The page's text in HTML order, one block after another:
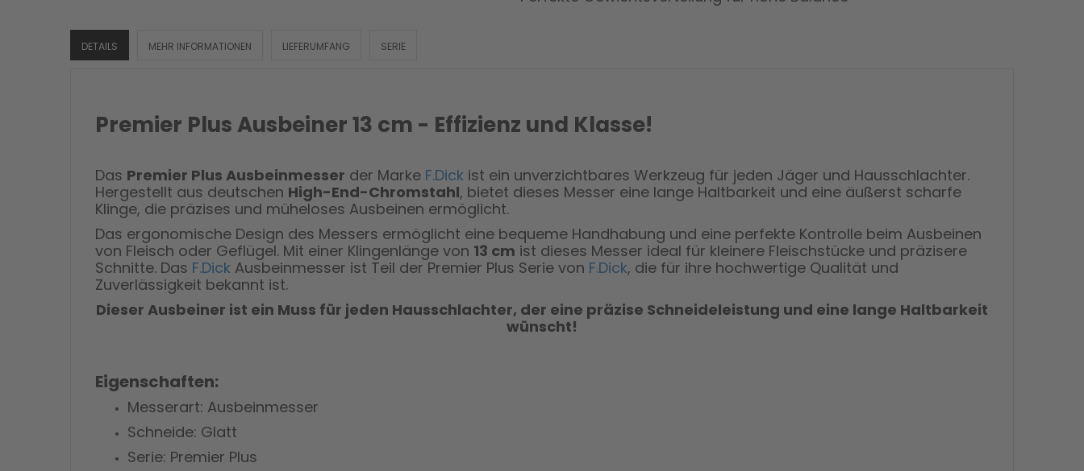
DETAILS MEHR INFORMATIONEN LIEFERUMFANG SERIE
Premier Plus Ausbeiner 13 cm - Effizienz und Klasse!
Das Premier Plus Ausbeinmesser der Marke F.Dick ist ein unverzichtbares Werkzeug für jeden Jäger und Hausschlachter.
Hergestellt aus deutschen High-End-Chromstahl, bietet dieses Messer eine lange Haltbarkeit und eine äußerst scharfe
Klinge, die präzises und müheloses Ausbeinen ermöglicht.
Das ergonomische Design des Messers ermöglicht eine bequeme Handhabung und eine perfekte Kontrolle beim Ausbeinen
von Fleisch oder Geflügel. Mit einer Klingenlänge von 13 cm ist dieses Messer ideal für kleinere Fleischstücke und präzisere
Schnitte. Das F.Dick Ausbeinmesser ist Teil der Premier Plus Serie von F.Dick, die für ihre hochwertige Qualität und
Zuverlässigkeit bekannt ist.
Dieser Ausbeiner ist ein Muss für jeden Hausschlachter, der eine präzise Schneideleistung und eine lange Haltbarkeit
wünscht!
Eigenschaften:
Messerart: Ausbeinmesser
Schneide: Glatt
Serie: Premier Plus